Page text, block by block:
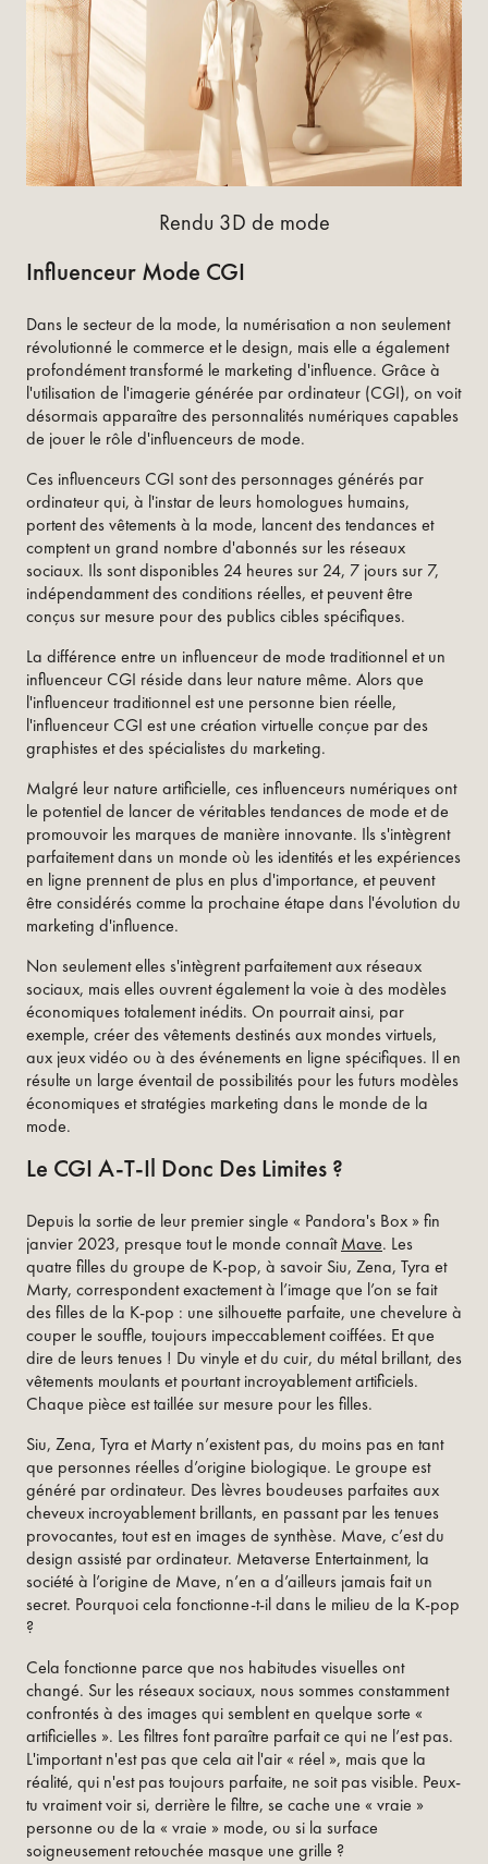
Rendu 3D de mode
Influenceur Mode CGI
Dans le secteur de la mode, la numérisation a non seulement
révolutionné le commerce et le design, mais elle a également
profondément transformé le marketing d'influence. Grâce à
l'utilisation de l'imagerie générée par ordinateur (CGI), on voit
désormais apparaître des personnalités numériques capables
de jouer le rôle d'influenceurs de mode.
Ces influenceurs CGI sont des personnages générés par
ordinateur qui, à l'instar de leurs homologues humains,
portent des vêtements à la mode, lancent des tendances et
comptent un grand nombre d'abonnés sur les réseaux
sociaux. Ils sont disponibles 24 heures sur 24, 7 jours sur 7,
indépendamment des conditions réelles, et peuvent être
conçus sur mesure pour des publics cibles spécifiques.
La différence entre un influenceur de mode traditionnel et un
influenceur CGI réside dans leur nature même. Alors que
l'influenceur traditionnel est une personne bien réelle,
l'influenceur CGI est une création virtuelle conçue par des
graphistes et des spécialistes du marketing.
Malgré leur nature artificielle, ces influenceurs numériques ont
le potentiel de lancer de véritables tendances de mode et de
promouvoir les marques de manière innovante. Ils s'intègrent
parfaitement dans un monde où les identités et les expériences
en ligne prennent de plus en plus d'importance, et peuvent
être considérés comme la prochaine étape dans l'évolution du
marketing d'influence.
Non seulement elles s'intègrent parfaitement aux réseaux
sociaux, mais elles ouvrent également la voie à des modèles
économiques totalement inédits. On pourrait ainsi, par
exemple, créer des vêtements destinés aux mondes virtuels,
aux jeux vidéo ou à des événements en ligne spécifiques. Il en
résulte un large éventail de possibilités pour les futurs modèles
économiques et stratégies marketing dans le monde de la
mode.
Le CGI A-T-Il Donc Des Limites ?
Depuis la sortie de leur premier single « Pandora's Box » fin
janvier 2023, presque tout le monde connaîtMave. Les
quatre filles du groupe de K-pop, à savoir Siu, Zena, Tyra et
Marty, correspondent exactement à l’image que l’on se fait
des filles de la K-pop : une silhouette parfaite, une chevelure à
couper le souffle, toujours impeccablement coiffées. Et que
dire de leurs tenues ! Du vinyle et du cuir, du métal brillant, des
vêtements moulants et pourtant incroyablement artificiels.
Chaque pièce est taillée sur mesure pour les filles.
Siu, Zena, Tyra et Marty n’existent pas, du moins pas en tant
que personnes réelles d’origine biologique. Le groupe est
généré par ordinateur. Des lèvres boudeuses parfaites aux
cheveux incroyablement brillants, en passant par les tenues
provocantes, tout est en images de synthèse. Mave, c’est du
design assisté par ordinateur. Metaverse Entertainment, la
société à l’origine de Mave, n’en a d’ailleurs jamais fait un
secret. Pourquoi cela fonctionne-t-il dans le milieu de la K-pop
?
Cela fonctionne parce que nos habitudes visuelles ont
changé. Sur les réseaux sociaux, nous sommes constamment
confrontés à des images qui semblent en quelque sorte «
artificielles ». Les filtres font paraître parfait ce qui ne l’est pas.
L'important n'est pas que cela ait l'air « réel », mais que la
réalité, qui n'est pas toujours parfaite, ne soit pas visible. Peux-
tu vraiment voir si, derrière le filtre, se cache une « vraie »
personne ou de la « vraie » mode, ou si la surface
soigneusement retouchée masque une grille ?